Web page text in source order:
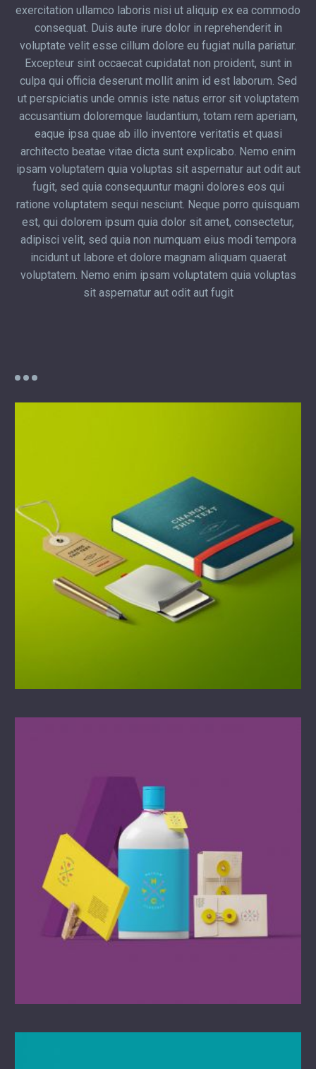
exercitation ullamco laboris nisi ut aliquip ex ea commodo
consequat. Duis aute irure dolor in reprehenderit in
voluptate velit esse cillum dolore eu fugiat nulla pariatur.
Excepteur sint occaecat cupidatat non proident, sunt in
culpa qui officia deserunt mollit anim id est laborum. Sed
ut perspiciatis unde omnis iste natus error sit voluptatem
accusantium doloremque laudantium, totam rem aperiam,
eaque ipsa quae ab illo inventore veritatis et quasi
architecto beatae vitae dicta sunt explicabo. Nemo enim
ipsam voluptatem quia voluptas sit aspernatur aut odit aut
fugit, sed quia consequuntur magni dolores eos qui
ratione voluptatem sequi nesciunt. Neque porro quisquam
est, qui dolorem ipsum quia dolor sit amet, consectetur,
adipisci velit, sed quia non numquam eius modi tempora
incidunt ut labore et dolore magnam aliquam quaerat
voluptatem. Nemo enim ipsam voluptatem quia voluptas
sit aspernatur aut odit aut fugit